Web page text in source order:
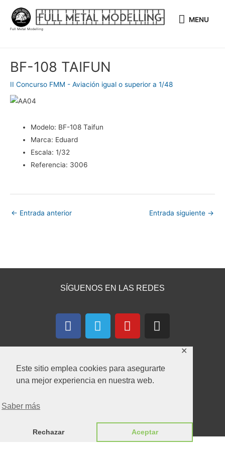
Este sitio emplea cookies para asegurarte
una mejor experiencia en nuestra web.
Saber más
Rechazar Aceptar
✕
contenido
Full Metal Modelling
MENU
BF-108 TAIFUN
II Concurso FMM - Aviación igual o superior a 1/48
Modelo: BF-108 Taifun
Marca: Eduard
Escala: 1/32
Referencia: 3006
de
← Entrada anterior Entrada siguiente →
SÍGUENOS EN LAS REDES
F
a
c
b
o
T
e
l
g
r
Y
o
u
u
b
I
n
s
a
m
CONTACTA CON NOSOTROS
Formulario de Contacto